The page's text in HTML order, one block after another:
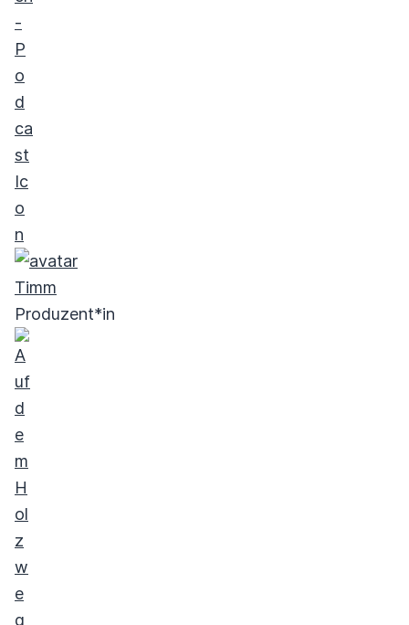
Timm
Produzent*in